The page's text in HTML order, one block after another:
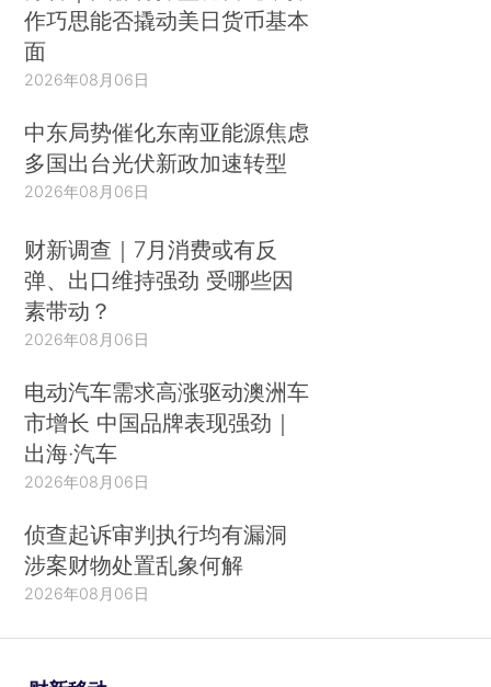
作巧思能否撬动美日货币基本
面
2026年08月06日
中东局势催化东南亚能源焦虑
多国出台光伏新政加速转型
2026年08月06日
财新调查｜7月消费或有反
弹、出口维持强劲 受哪些因
素带动？
2026年08月06日
电动汽车需求高涨驱动澳洲车
市增长 中国品牌表现强劲｜
出海·汽车
2026年08月06日
侦查起诉审判执行均有漏洞
涉案财物处置乱象何解
2026年08月06日